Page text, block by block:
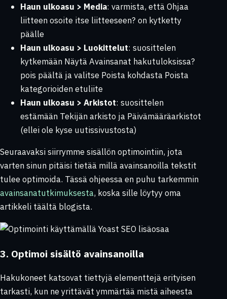
Haun ulkoasu > Media: varmista, ettäOhjaa
liitteen osoite itse liitteeseen? on kytketty
päälle
Haun ulkoasu > Luokittelut: suosittelen
kytkemään Näytä Avainsanat hakutuloksissa?
pois päältä ja valitse Poista kohdasta Poista
kategorioiden etuliite
Haun ulkoasu > Arkistot: suosittelen
estämään Tekijän arkisto ja Päivämääräarkistot
(ellei ole kyse uutissivustosta)
Seuraavaksi siirrymme sisällön optimointiin, jota
varten sinun pitäisi tietää millä avainsanoilla tekstit
tulee optimoida. Tässä ohjeessa en puhu tarkemmin
avainsanatutkimuksesta, koska sille löytyy oma
artikkeli täältä blogista.
3. Optimoi sisältö avainsanoilla
Hakukoneet katsovat tiettyjä elementtejä erityisen
tarkasti, kun ne yrittävät ymmärtää mistä aiheesta